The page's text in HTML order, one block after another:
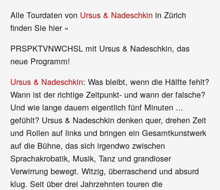
Alle Tourdaten von Ursus & Nadeschkin in Zürich
finden Sie hier »
PRSPKTVNWCHSL mit Ursus & Nadeschkin, das
neue Programm!
Ursus & Nadeschkin: Was bleibt, wenn die Hälfte fehlt?
Wann ist der richtige Zeitpunkt- und wann der falsche?
Und wie lange dauern eigentlich fünf Minuten ...
gefühlt? Ursus & Nadeschkin denken quer, drehen Zeit
und Rollen auf links und bringen ein Gesamtkunstwerk
auf die Bühne, das sich irgendwo zwischen
Sprachakrobatik, Musik, Tanz und grandioser
Verwirrung bewegt. Witzig, überraschend und absurd
klug. Seit über drei Jahrzehnten touren die